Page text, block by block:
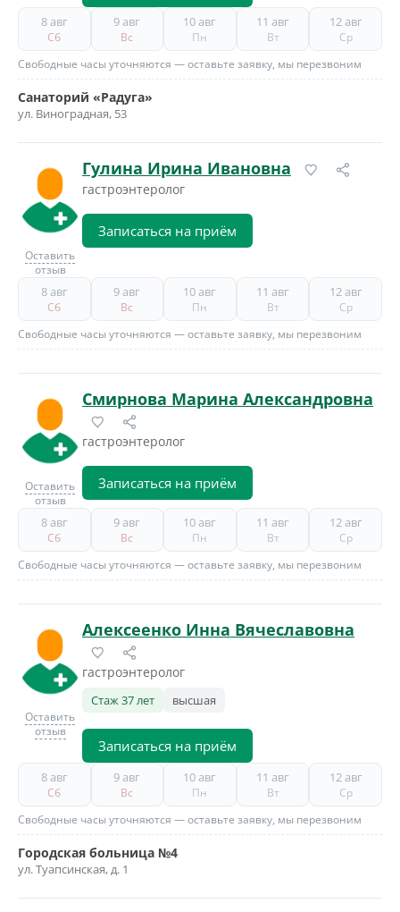
8 авг
Сб
9 авг
Вс
10 авг
Пн
11 авг
Вт
12 авг
Ср
Свободные часы уточняются — оставьте заявку, мы перезвоним
Санаторий «Радуга»
ул. Виноградная, 53
Оставить
отзыв
Гулина Ирина Ивановна
гастроэнтеролог
Записаться на приём
8 авг
Сб
9 авг
Вс
10 авг
Пн
11 авг
Вт
12 авг
Ср
Свободные часы уточняются — оставьте заявку, мы перезвоним
Оставить
отзыв
Смирнова Марина Александровна
гастроэнтеролог
Записаться на приём
8 авг
Сб
9 авг
Вс
10 авг
Пн
11 авг
Вт
12 авг
Ср
Свободные часы уточняются — оставьте заявку, мы перезвоним
Оставить
отзыв
Алексеенко Инна Вячеславовна
гастроэнтеролог
Стаж 37 лет высшая
Записаться на приём
8 авг
Сб
9 авг
Вс
10 авг
Пн
11 авг
Вт
12 авг
Ср
Свободные часы уточняются — оставьте заявку, мы перезвоним
Городская больница №4
ул. Туапсинская, д. 1